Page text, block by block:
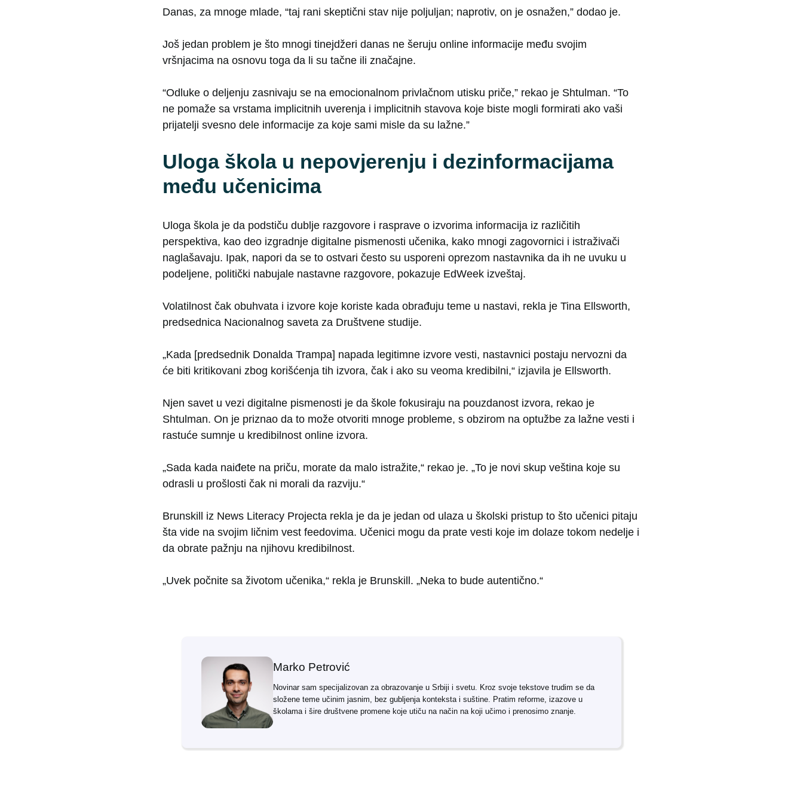
Danas, za mnoge mlade, “taj rani skeptični stav nije poljuljan; naprotiv, on je osnažen,” dodao je.
Još jedan problem je što mnogi tinejdžeri danas ne šeruju online informacije među svojim
vršnjacima na osnovu toga da li su tačne ili značajne.
“Odluke o deljenju zasnivaju se na emocionalnom privlačnom utisku priče,” rekao je Shtulman. “To
ne pomaže sa vrstama implicitnih uverenja i implicitnih stavova koje biste mogli formirati ako vaši
prijatelji svesno dele informacije za koje sami misle da su lažne.”
Uloga škola u nepovjerenju i dezinformacijama
među učenicima
Uloga škola je da podstiču dublje razgovore i rasprave o izvorima informacija iz različitih
perspektiva, kao deo izgradnje digitalne pismenosti učenika, kako mnogi zagovornici i istraživači
naglašavaju. Ipak, napori da se to ostvari često su usporeni oprezom nastavnika da ih ne uvuku u
podeljene, politički nabujale nastavne razgovore, pokazuje EdWeek izveštaj.
Volatilnost čak obuhvata i izvore koje koriste kada obrađuju teme u nastavi, rekla je Tina Ellsworth,
predsednica Nacionalnog saveta za Društvene studije.
„Kada [predsednik Donalda Trampa] napada legitimne izvore vesti, nastavnici postaju nervozni da
će biti kritikovani zbog korišćenja tih izvora, čak i ako su veoma kredibilni,“ izjavila je Ellsworth.
Njen savet u vezi digitalne pismenosti je da škole fokusiraju na pouzdanost izvora, rekao je
Shtulman. On je priznao da to može otvoriti mnoge probleme, s obzirom na optužbe za lažne vesti i
rastuće sumnje u kredibilnost online izvora.
„Sada kada naiđete na priču, morate da malo istražite,“ rekao je. „To je novi skup veština koje su
odrasli u prošlosti čak ni morali da razviju.“
Brunskill iz News Literacy Projecta rekla je da je jedan od ulaza u školski pristup to što učenici pitaju
šta vide na svojim ličnim vest feedovima. Učenici mogu da prate vesti koje im dolaze tokom nedelje i
da obrate pažnju na njihovu kredibilnost.
„Uvek počnite sa životom učenika,“ rekla je Brunskill. „Neka to bude autentično.“
Marko Petrović
Novinar sam specijalizovan za obrazovanje u Srbiji i svetu. Kroz svoje tekstove trudim se da
složene teme učinim jasnim, bez gubljenja konteksta i suštine. Pratim reforme, izazove u
školama i šire društvene promene koje utiču na način na koji učimo i prenosimo znanje.